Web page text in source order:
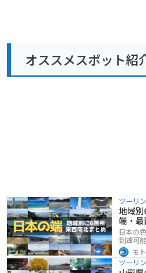
物がずら
られてお
るので安心
園風景が広
最適です。
オススメスポット紹
ツーリ
地域
端・最
日本の
到達可
参考に
モ
ツーリ